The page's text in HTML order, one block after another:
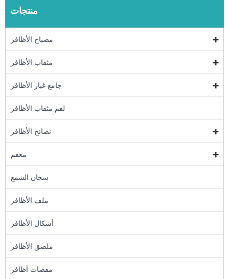
منتجات
مصباح الأظافر
مثقاب الأظافر
جامع غبار الأظافر
لقم مثقاب الأظافر
نصائح الأظافر
معقم
سخان الشمع
ملف الأظافر
أشكال الأظافر
ملصق الأظافر
مقصات أظافر